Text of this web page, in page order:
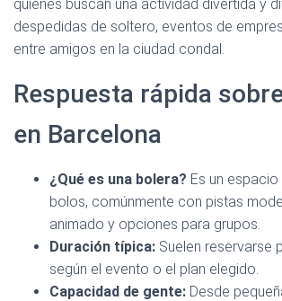
quienes buscan una actividad divertida y
despedidas de soltero, eventos de
entre amigos en la ciudad condal.
Respuesta rápida
en Barcelona
¿Qué es una bolera? Es un
bolos, comúnmente con pistas
animado y opciones para grupos.
Duración típica: Suelen reservarse
según el evento o el plan elegido.
Capacidad de gente: Desde